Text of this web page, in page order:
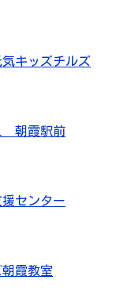
キッズチルズ
朝霞駅前
センター
霞教室